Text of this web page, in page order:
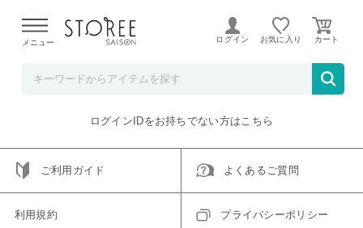
よる配送遅延が発生しております。
メニュー ログイン お気に入り
ご指定のアイテムは取り扱い終了、またはただいま取り扱い
トップへ戻る
ログインIDをお持ちでない方はこちら
ご利用ガイド よくあるご質問
利用規約 プライバシーポリシー